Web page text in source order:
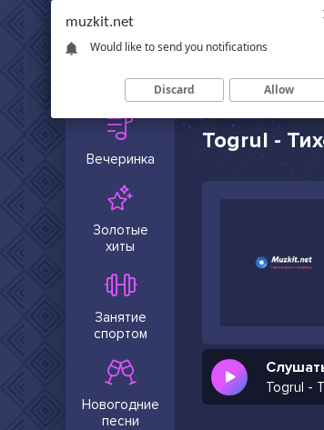
Вечеринка
Золотые
хиты
Занятие
спортом
Новогодние
песни
Muzkit.net Русские
Togrul -
Togrul -
muzkit.net
Would like to send you notifications
Discard Allow